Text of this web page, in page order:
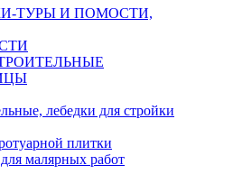
ТУРЫ И ПОМОСТИ,
лебедки для стройки
плитки
малярных работ